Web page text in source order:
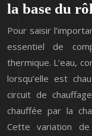
la base du
Pour saisir
essentiel de
thermique. L’eau,
lorsqu’elle est
circuit de
chauffée par la
Cette variation